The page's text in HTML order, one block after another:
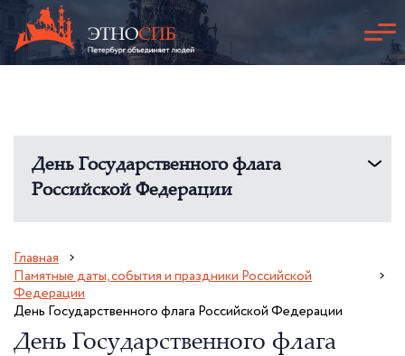
День Государственного флага
Российской Федерации
Главная
Памятные даты, события и праздники Российской
Федерации
День Государственного флага Российской Федерации
День Государственного флага